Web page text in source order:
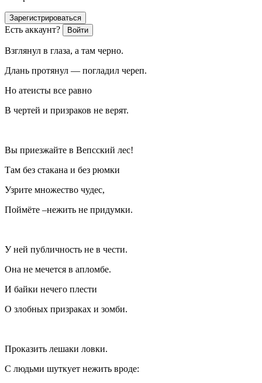
Зарегистрироваться
Есть аккаунт? Войти
Взглянул в глаза, а там черно.
Длань протянул — погладил череп.
Но атеисты все равно
В чертей и призраков не верят.
Вы приезжайте в Вепсский лес!
Там без стакана и без рюмки
Узрите множество чудес,
Поймёте –нежить не придумки.
У ней публичность не в чести.
Она не мечется в апломбе.
И байки нечего плести
О злобных призраках и зомби.
Проказить лешаки ловки.
С людьми шуткует нежить вроде: